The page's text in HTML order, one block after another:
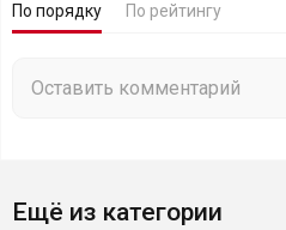
По порядку По рейтингу
Ещё из категории